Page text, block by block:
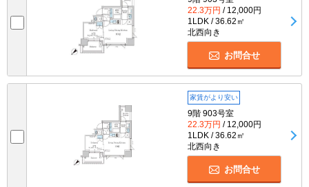
22.3万円 / 12,000円
1LDK / 36.62㎡
北西向き
お問合せ
家賃がより安い
9階 903号室
22.3万円 / 12,000円
1LDK / 36.62㎡
北西向き
お問合せ